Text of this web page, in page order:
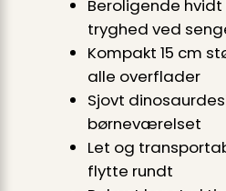
Beroligende hvidt
tryghed ved
Kompakt 15 cm
alle overflader
Sjovt
børneværelset
Let og
flytte rundt